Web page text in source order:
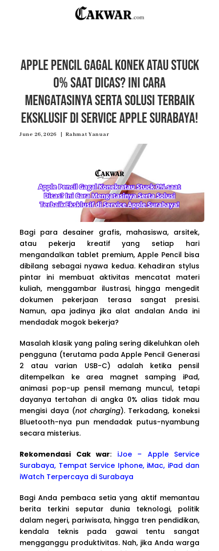
Apple Pencil Gagal Konek atau Stuck
0% saat Dicas? Ini Cara
Mengatasinya Serta Solusi Terbaik
Eksklusif di Service Apple Surabaya!
June 26, 2026 Rahmat Yanuar
Bagi para desainer grafis, mahasiswa, arsitek,
atau pekerja kreatif yang setiap hari
mengandalkan tablet premium, Apple Pencil bisa
dibilang sebagai nyawa kedua. Kehadiran stylus
pintar ini membuat aktivitas mencatat materi
kuliah, menggambar ilustrasi, hingga mengedit
dokumen pekerjaan terasa sangat presisi.
Namun, apa jadinya jika alat andalan Anda ini
mendadak mogok bekerja?
Masalah klasik yang paling sering dikeluhkan oleh
pengguna (terutama pada Apple Pencil Generasi
2 atau varian USB-C) adalah ketika pensil
ditempelkan ke area magnet samping iPad,
animasi pop-up pensil memang muncul, tetapi
dayanya tertahan di angka 0% alias tidak mau
mengisi daya (not charging). Terkadang, koneksi
Bluetooth-nya pun mendadak putus-nyambung
secara misterius.
Rekomendasi Cak war: iJoe – Apple Service
Surabaya, Tempat Service Iphone, iMac, iPad dan
iWatch Terpercaya di Surabaya
Bagi Anda pembaca setia yang aktif memantau
berita terkini seputar dunia teknologi, politik
dalam negeri, pariwisata, hingga tren pendidikan,
kendala teknis pada gawai tentu sangat
mengganggu produktivitas. Nah, jika Anda warga